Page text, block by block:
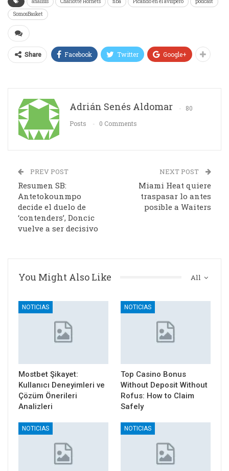
análisis Charlotte Hornets nba Picando en el avispero
podcast
SomosBasket
Share Facebook Twitter Google+
Adrián Senés Aldomar
80
Posts
0 Comments
PREV POST
Resumen SB:
Antetokounmpo
decide el duelo de
‘contenders’, Doncic
vuelve a ser decisivo
NEXT POST
Miami Heat quiere
traspasar lo antes
posible a Waiters
All
You Might Also Like
NOTICIAS
Mostbet Şikayet:
Kullanıcı Deneyimleri ve
Çözüm Önerileri
Analizleri
NOTICIAS
Top Casino Bonus
Without Deposit Without
Rofus: How to Claim
Safely
NOTICIAS NOTICIAS